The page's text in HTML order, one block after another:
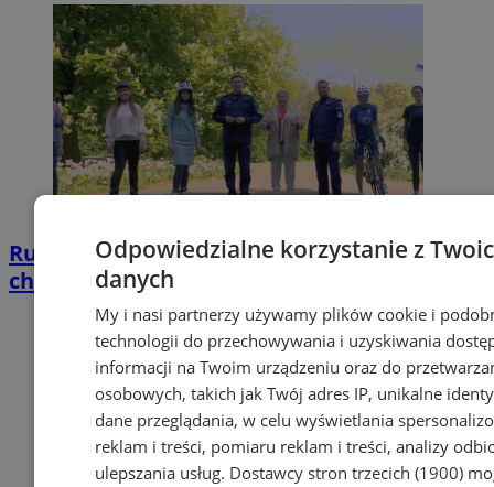
Rusz się i pomóż! Wystartowała
charytatywna akcja „Wiosna na sportowo”
Odpowiedzialne korzystanie z
danych
My i nasi partnerzy używamy plików cookie i
technologii do przechowywania i uzyskiwania
informacji na Twoim urządzeniu oraz do
osobowych, takich jak Twój adres IP, unikalne
dane przeglądania, w celu wyświetlania
reklam i treści, pomiaru reklam i treści, analizy
ulepszania usług. Dostawcy stron trzecich (1900)